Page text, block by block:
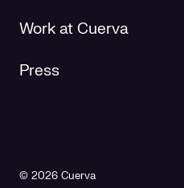
Work at Cuerva
Press
© 2026 Cuerva